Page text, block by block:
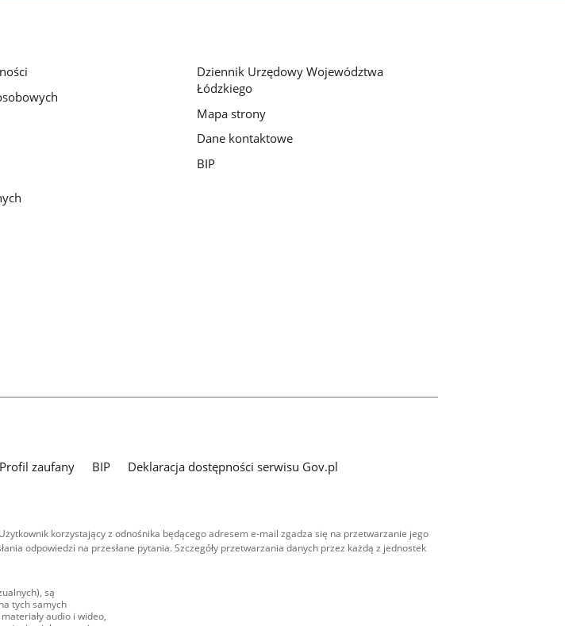
Dziennik Urzędowy Województwa
Łódzkiego
Mapa strony
Dane kontaktowe
BIP
Profil zaufany BIP
Deklaracja dostępności serwisu Gov.pl
korzystający z odnośnika będącego adresem e-mail zgadza się na przetwarzanie jego
odpowiedzi na przesłane pytania. Szczegóły przetwarzania danych przez każdą z jednostek
są
tych samych
audio i wideo,